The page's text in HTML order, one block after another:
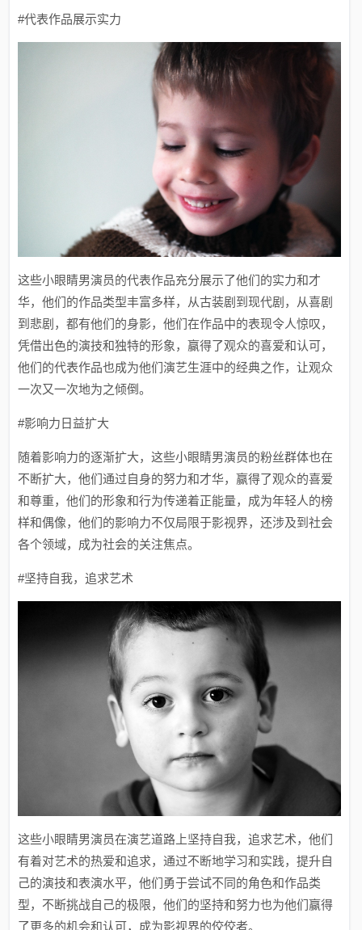
#代表作品展示实力
这些小眼睛男演员的代表作品充分展示了他们的实力和才
华，他们的作品类型丰富多样，从古装剧到现代剧，从喜剧
到悲剧，都有他们的身影，他们在作品中的表现令人惊叹，
凭借出色的演技和独特的形象，赢得了观众的喜爱和认可，
他们的代表作品也成为他们演艺生涯中的经典之作，让观众
一次又一次地为之倾倒。
#影响力日益扩大
随着影响力的逐渐扩大，这些小眼睛男演员的粉丝群体也在
不断扩大，他们通过自身的努力和才华，赢得了观众的喜爱
和尊重，他们的形象和行为传递着正能量，成为年轻人的榜
样和偶像，他们的影响力不仅局限于影视界，还涉及到社会
各个领域，成为社会的关注焦点。
#坚持自我，追求艺术
这些小眼睛男演员在演艺道路上坚持自我，追求艺术，他们
有着对艺术的热爱和追求，通过不断地学习和实践，提升自
己的演技和表演水平，他们勇于尝试不同的角色和作品类
型，不断挑战自己的极限，他们的坚持和努力也为他们赢得
了更多的机会和认可，成为影视界的佼佼者。